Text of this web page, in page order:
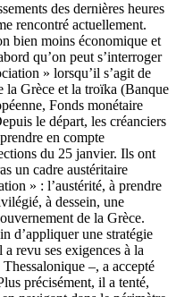
des dernières heures
rencontré actuellement.
bien moins économique et
qu’on peut s’interroger
» lorsqu’il s’agit de
la Grèce et la troïka (Banque
Fonds monétaire
le départ, les créanciers
en compte
du 25 janvier. Ils ont
un cadre austéritaire
» : l’austérité, à prendre
à dessein, une
de la Grèce.
d’appliquer une stratégie
revu ses exigences à la
–, a accepté
précisément, il a tenté,